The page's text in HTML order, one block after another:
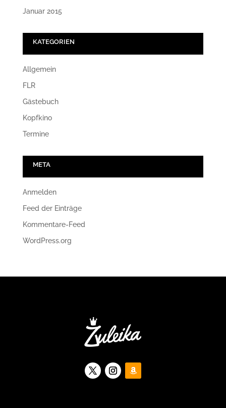
Januar 2015
KATEGORIEN
Allgemein
FLR
Gästebuch
Kopfkino
Termine
META
Anmelden
Feed der Einträge
Kommentare-Feed
WordPress.org